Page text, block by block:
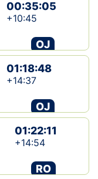
00:35:05
+10:45
OJ
01:18:48
+14:37
OJ
01:22:11
+14:54
RO